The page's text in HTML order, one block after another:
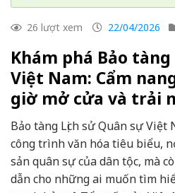
26 lượt xem 22/04/2026
Khám phá Bảo
Việt Nam: Cẩm
giờ mở cửa và trải
Bảo tàng Lịch sử Quân sự Việt
công trình văn hóa tiêu biểu,
sản quân sự của dân tộc, mà
dẫn cho những ai muốn tìm